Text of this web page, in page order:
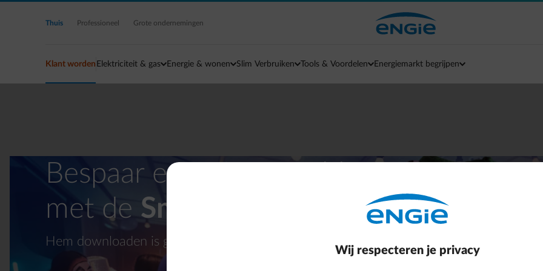
Ga naar de hoofdinhoud
Thuis Professioneel Grote ondernemingen
Klant worden Elektriciteit & gas Energie & wonen Slim Verbruiken Tools & Voordelen Energiemarkt begrijpen
Bespaar energie en geld
met de Smart App
Hem downloaden is goed. Gebruiken is beter.
Wij respecteren je privacy